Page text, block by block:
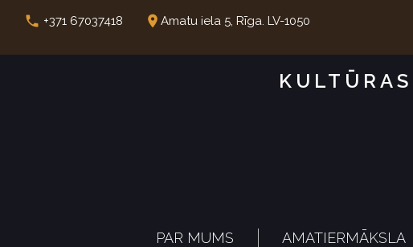
call +371 67037418 place Amatu iela 5, Rīga. LV-1050
PAR MUMS AMATIERMĀKSLA